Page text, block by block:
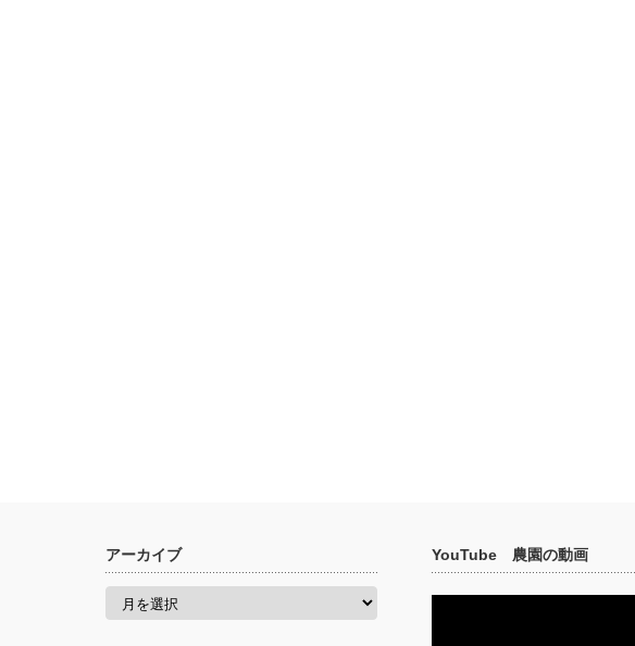
アーカイブ
ア
YouTube 農園の動画